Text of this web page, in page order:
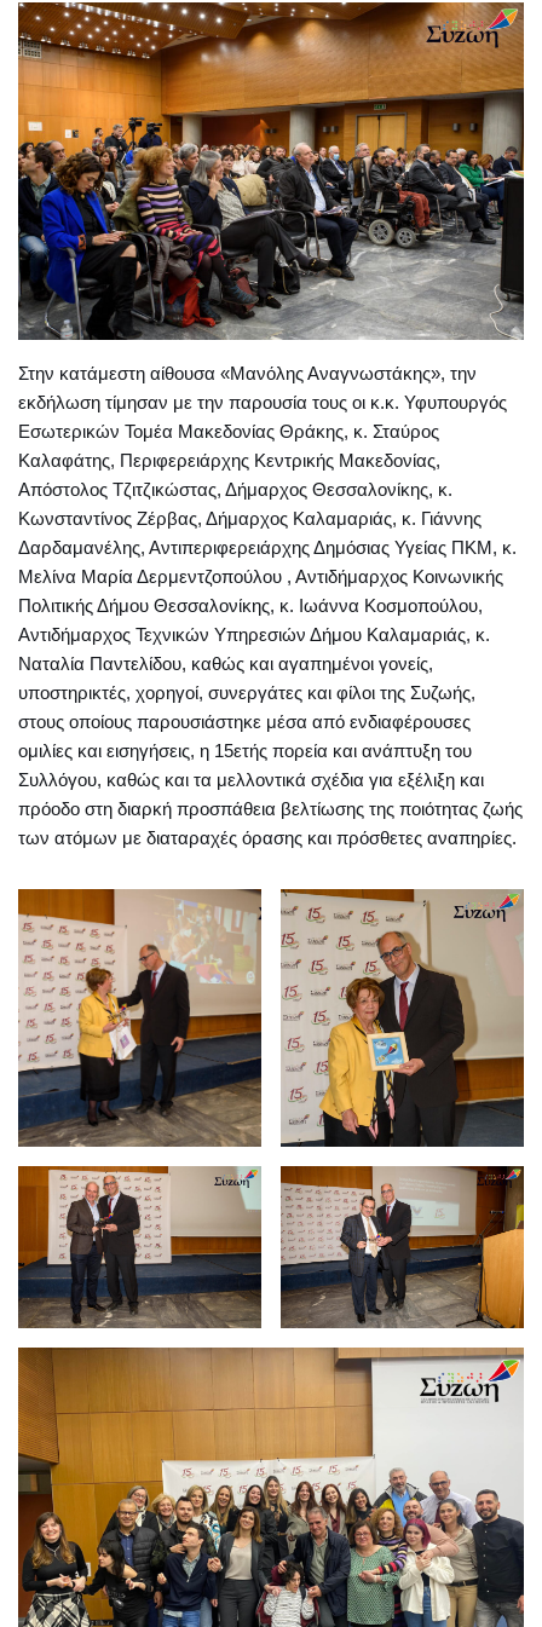
Στην κατάμεστη αίθουσα «Μανόλης Αναγνωστάκης», την
εκδήλωση τίμησαν με την παρουσία τους οι κ.κ. Υφυπουργός
Εσωτερικών Τομέα Μακεδονίας Θράκης, κ. Σταύρος
Καλαφάτης, Περιφερειάρχης Κεντρικής Μακεδονίας,
Απόστολος Τζιτζικώστας, Δήμαρχος Θεσσαλονίκης, κ.
Κωνσταντίνος Ζέρβας, Δήμαρχος Καλαμαριάς, κ. Γιάννης
Δαρδαμανέλης, Αντιπεριφερειάρχης Δημόσιας Υγείας ΠΚΜ, κ.
Μελίνα Μαρία Δερμεντζοπούλου , Αντιδήμαρχος Κοινωνικής
Πολιτικής Δήμου Θεσσαλονίκης, κ. Ιωάννα Κοσμοπούλου,
Αντιδήμαρχος Τεχνικών Υπηρεσιών Δήμου Καλαμαριάς, κ.
Ναταλία Παντελίδου, καθώς και αγαπημένοι γονείς,
υποστηρικτές, χορηγοί, συνεργάτες και φίλοι της Συζωής,
στους οποίους παρουσιάστηκε μέσα από ενδιαφέρουσες
ομιλίες και εισηγήσεις, η 15ετής πορεία και ανάπτυξη του
Συλλόγου, καθώς και τα μελλοντικά σχέδια για εξέλιξη και
πρόοδο στη διαρκή προσπάθεια βελτίωσης της ποιότητας ζωής
των ατόμων με διαταραχές όρασης και πρόσθετες αναπηρίες.